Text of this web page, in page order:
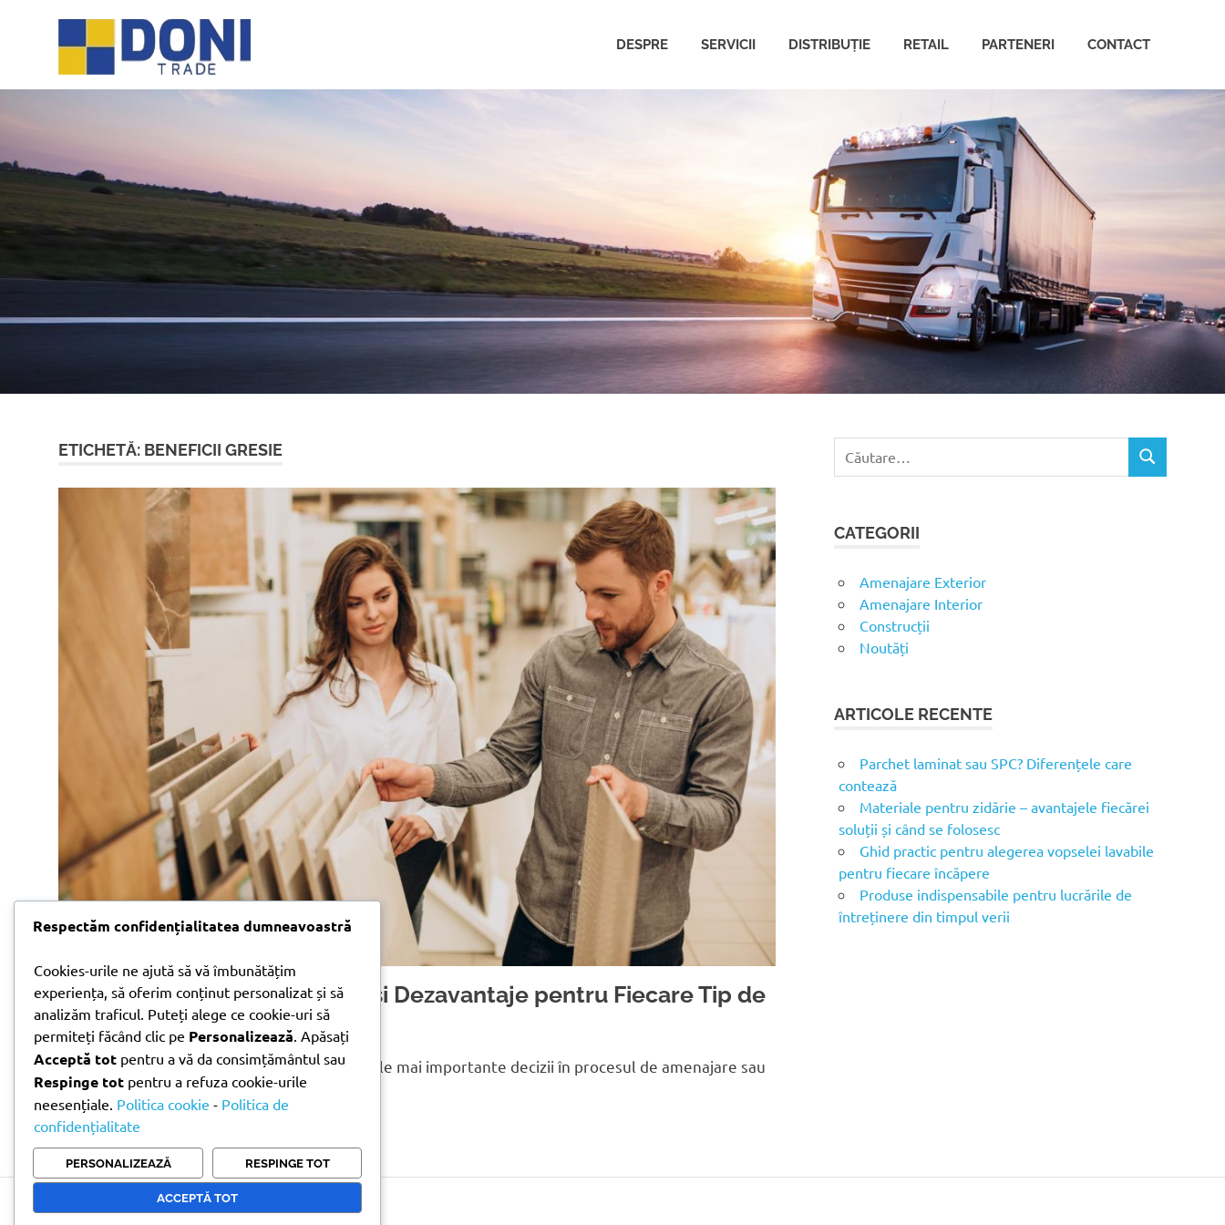
Trade
DESPRE SERVICII DISTRIBUȚIE RETAIL PARTENERI CONTACT
ETICHETĂ: BENEFICII GRESIE
Gresie vs Parchet – Avantaje și Dezavantaje pentru Fiecare Tip de
Încăpere
Alegerea pardoselii reprezintă unul dintre cele mai importante decizii în procesul de amenajare sau
renovare a unei locuințe. Fiecare tip[…]
CITEȘTE MAI MULT
ă
u
p
ă
:
C
CATEGORII
Amenajare Exterior
Amenajare Interior
Construcții
Noutăți
ARTICOLE RECENTE
Parchet laminat sau SPC? Diferențele care
contează
Materiale pentru zidărie – avantajele fiecărei
soluții și când se folosesc
Ghid practic pentru alegerea vopselei lavabile
pentru fiecare încăpere
Produse indispensabile pentru lucrările de
întreținere din timpul verii
Copyright © 2026 Doni Trade | Branding by Pion Media
Respectăm confidențialitatea dumneavoastră
Cookies-urile ne ajută să vă îmbunătățim
experiența, să oferim conținut personalizat și să
analizăm traficul. Puteți alege ce cookie-uri să
permiteți făcând clic pe Personalizează. Apăsați
Acceptă tot pentru a vă da consimțământul sau
Respinge tot pentru a refuza cookie-urile
neesențiale. Politica cookie - Politica de
confidențialitate
PERSONALIZEAZĂ RESPINGE TOT
ACCEPTĂ TOT